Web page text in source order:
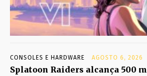
CONSOLES E HARDWARE AGOSTO 6, 2026
Splatoon Raiders alcança 500